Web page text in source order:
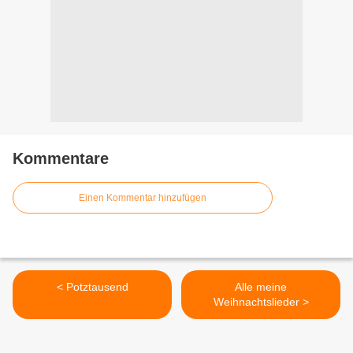
Kommentare
Einen Kommentar hinzufügen
< Potztausend
Alle meine
Weihnachtslieder >